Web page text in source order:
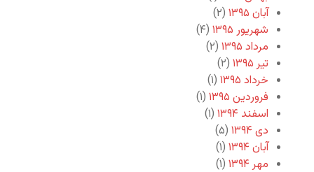
آبان ۱۳۹۵
(۲)
شهریور ۱۳۹۵
(۴)
مرداد ۱۳۹۵
(۲)
تیر ۱۳۹۵
(۲)
خرداد ۱۳۹۵
(۱)
فروردین ۱۳۹۵
(۱)
اسفند ۱۳۹۴
(۱)
دی ۱۳۹۴
(۵)
آبان ۱۳۹۴
(۱)
مهر ۱۳۹۴
(۱)